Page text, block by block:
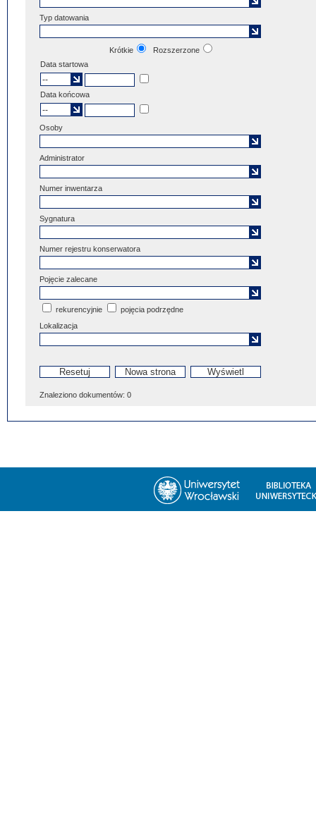
Typ datowania
Krótkie
Rozszerzone
Data startowa
Data końcowa
Osoby
Administrator
Numer inwentarza
Sygnatura
Numer rejestru konserwatora
Pojęcie zalecane
rekurencyjnie
pojęcia podrzędne
Lokalizacja
Znaleziono dokumentów: 0